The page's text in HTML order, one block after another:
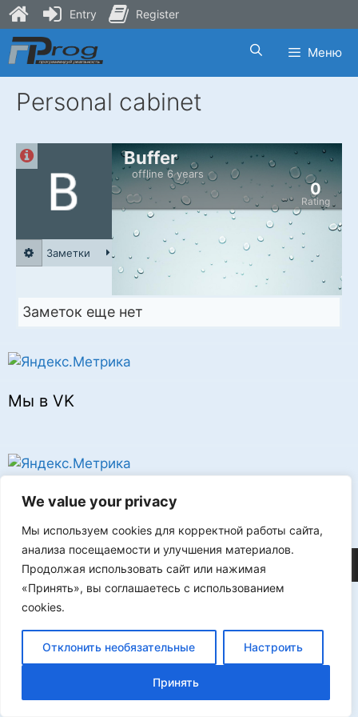
We value your privacy
Мы используем cookies для корректной работы сайта,
анализа посещаемости и улучшения материалов.
Продолжая использовать сайт или нажимая
«Принять», вы соглашаетесь с использованием
cookies.
Отклонить необязательные Настроить
Принять
Skip
to
content
Меню
Personal cabinet
Buffer
offline 6 years
Rating
0
Заметки
Заметок еще нет
Мы в VK
Реклама
©2026 FLProg
Entry Register